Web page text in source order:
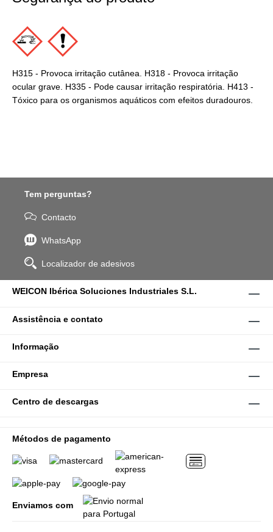
H315 - Provoca irritação cutânea. H318 - Provoca irritação
ocular grave. H335 - Pode causar irritação respiratória. H413 -
Tóxico para os organismos aquáticos com efeitos duradouros.
Tem perguntas?
Contacto
WhatsApp
Localizador de adesivos
WEICON Ibérica Soluciones Industriales S.L.
Assistência e contato
Informação
Empresa
Centro de descargas
Métodos de pagamento
Enviamos com